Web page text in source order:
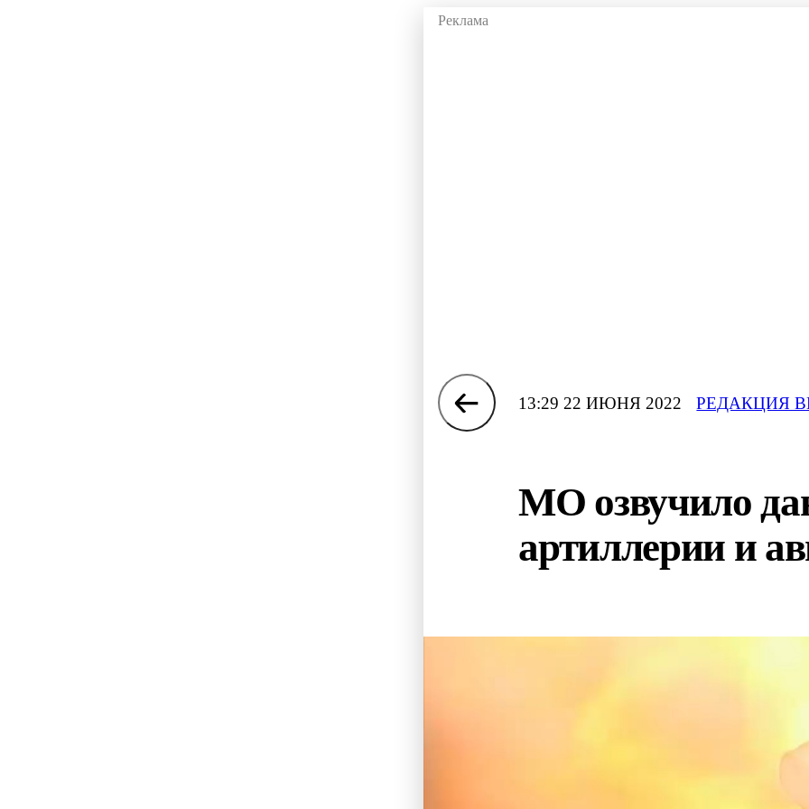
13:29 22 ИЮНЯ 2022 РЕДАКЦИЯ
МО озвучило
артиллерии и